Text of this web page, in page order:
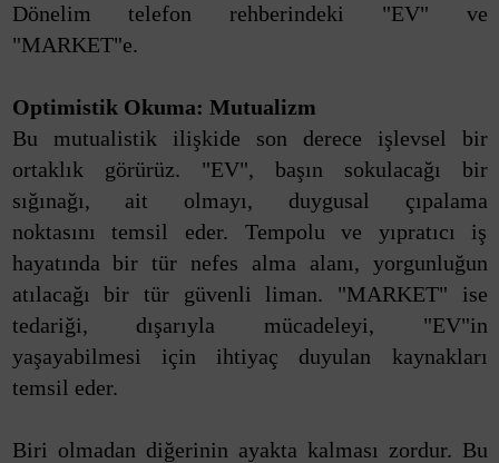
Dönelim telefon rehberindeki "EV" ve
"MARKET"e.
Optimistik Okuma: Mutualizm
Bu mutualistik ilişkide son derece işlevsel bir
ortaklık görürüz. "EV", başın sokulacağı bir
sığınağı, ait olmayı, duygusal çıpalama
noktasını temsil eder. Tempolu ve yıpratıcı iş
hayatında bir tür nefes alma alanı, yorgunluğun
atılacağı bir tür güvenli liman. "MARKET" ise
tedariği, dışarıyla mücadeleyi, "EV"in
yaşayabilmesi için ihtiyaç duyulan kaynakları
temsil eder.
Biri olmadan diğerinin ayakta kalması zordur. Bu